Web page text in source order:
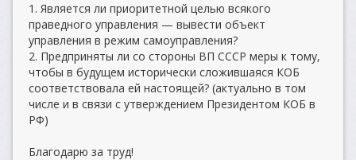
1. Является ли приоритетной целью всякого
праведного управления — вывести объект
управления в режим самоуправления?
2. Предприняты ли со стороны ВП СССР меры к тому,
чтобы в будущем исторически сложившаяся КОБ
соответствовала ей настоящей? (актуально в том
числе и в связи с утверждением Президентом КОБ в
РФ)
Благодарю за труд!